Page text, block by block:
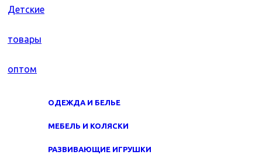
ОДЕЖДА И БЕЛЬЕ
МЕБЕЛЬ И КОЛЯСКИ
РАЗВИВАЮЩИЕ ИГРУШКИ